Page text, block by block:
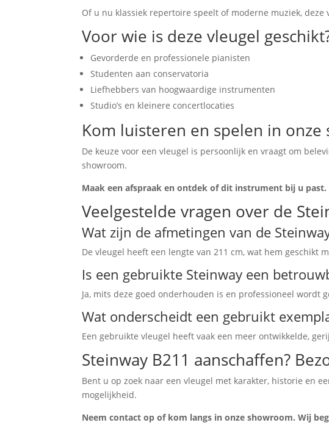
Of u nu klassiek repertoire speelt of moderne muziek,
Voor wie is deze vleugel
Gevorderde en professionele pianisten
Studenten aan conservatoria
Liefhebbers van hoogwaardige instrumenten
Studio’s en kleinere concertlocaties
Kom luisteren en spelen in onze
De keuze voor een vleugel is persoonlijk en vraagt om
showroom.
Maak een afspraak en ontdek of dit instrument bij u past.
Veelgestelde vragen over de
Wat zijn de afmetingen van de
De vleugel heeft een lengte van 211 cm, wat hem geschikt
Is een gebruikte Steinway een
Ja, mits deze goed onderhouden is en professioneel wordt
Wat onderscheidt een gebruikt
Een gebruikte vleugel heeft vaak een meer ontwikkelde,
Steinway B211 aanschaffen?
Bent u op zoek naar een vleugel met karakter, historie en
mogelijkheid.
Neem contact op of kom langs in onze showroom. Wij